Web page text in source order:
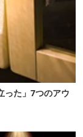
った」7つのアウ